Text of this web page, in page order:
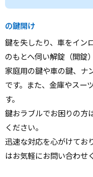
の鍵開け
鍵を失したり、車をイン
のもとへ伺い解錠（開錠
家庭用の鍵や車の鍵、ナ
です。また、金庫やスー
す。
鍵おラブルでお困りの方は
ください。
迅速な対応を心がけてお
はお気軽にお問い合わせ